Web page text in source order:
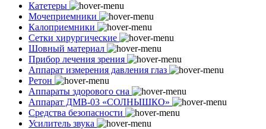
Катетеры
Мочеприемники
Калоприемники
Сетки хирургические
Шовный материал
Прибор лечения зрения
Аппарат измерения давления глаз
Ретон
Аппараты здорового сна
Аппарат ДМВ-03 «СОЛНЫШКО»
Средства безопасности
Усилитель звука